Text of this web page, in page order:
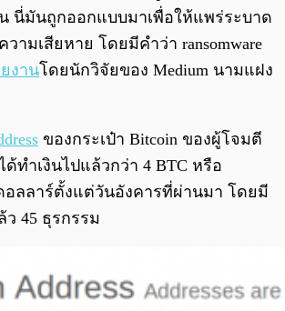
นี่มันถูกออกแบบมาเพื่อให้แพร่ระบาด
วามเสียหาย โดยมีคำว่า ransomware
งานโดยนักวิจัยของ Medium นามแฝง
ของกระเป๋า Bitcoin ของผู้โจมตี
ด้ทำเงินไปแล้วกว่า 4 BTC หรือ
อลลาร์ตั้งแต่วันอังคารที่ผ่านมา โดยมี
ว 45 ธุรกรรม